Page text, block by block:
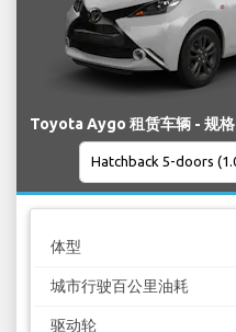
Toyota Aygo 租赁车辆 - 规格
体型
城市行驶百公里油耗
驱动轮